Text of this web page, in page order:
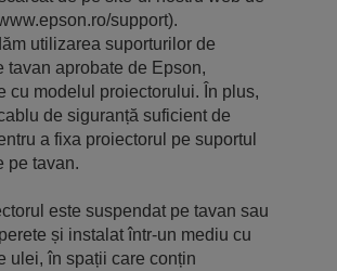
support).
utilizarea suporturilor de
tavan aprobate de Epson,
cu modelul proiectorului. În plus,
de siguranță suficient de
a fixa proiectorul pe suportul
pe tavan.
este suspendat pe tavan sau
și instalat într-un mediu cu
ulei, în spații care conțin